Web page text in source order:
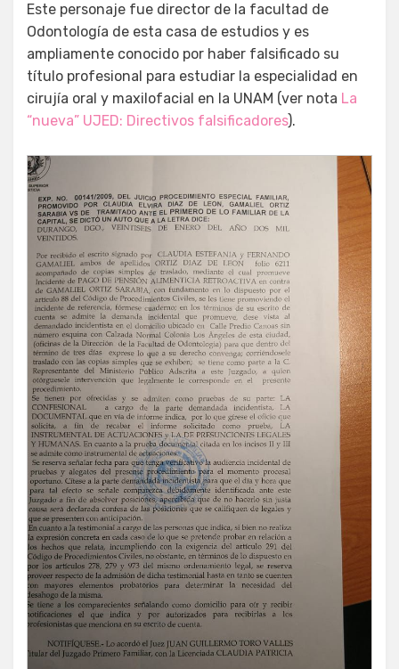
Este personaje fue director de la facultad de
Odontología de esta casa de estudios y es
ampliamente conocido por haber falsificado su
título profesional para estudiar la especialidad en
cirujía oral y maxilofacial en la UNAM (ver nota La
“nueva” UJED: Directivos falsificadores).